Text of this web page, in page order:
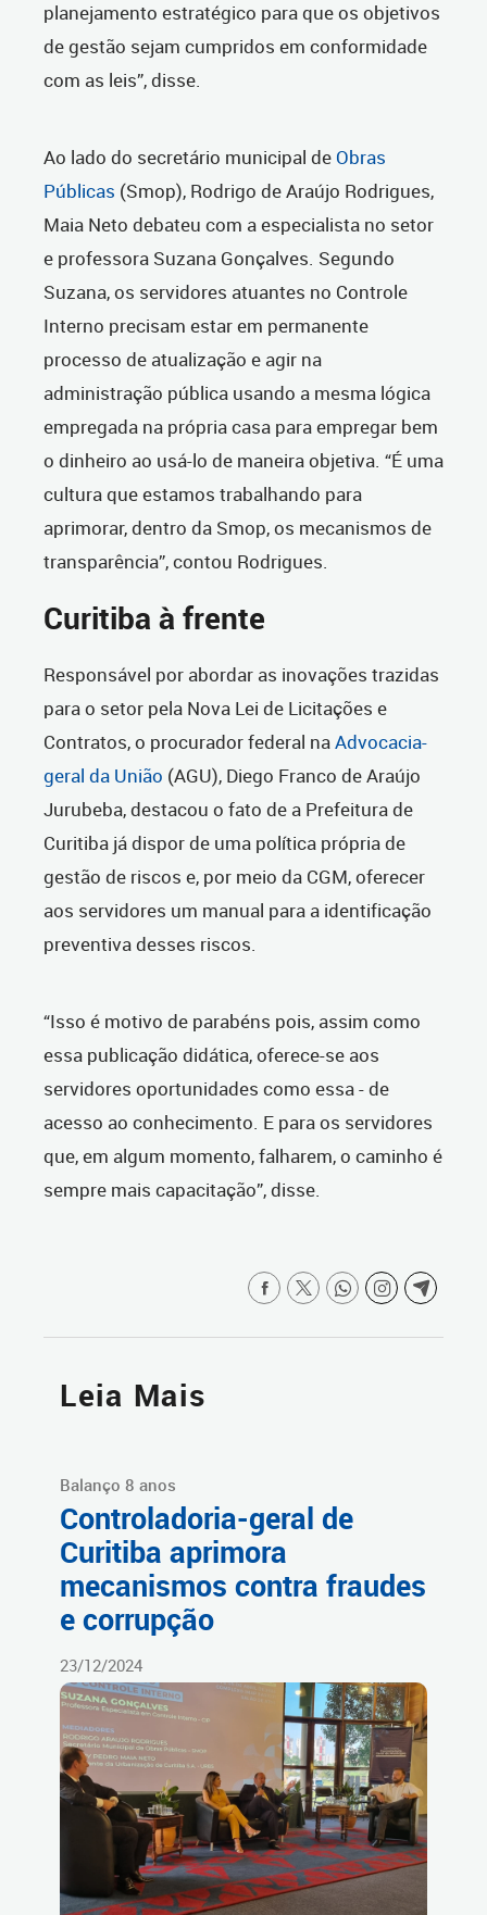
planejamento estratégico para que os objetivos
de gestão sejam cumpridos em conformidade
com as leis”, disse.
Ao lado do secretário municipal de Obras
Públicas (Smop), Rodrigo de Araújo Rodrigues,
Maia Neto debateu com a especialista no setor
e professora Suzana Gonçalves. Segundo
Suzana, os servidores atuantes no Controle
Interno precisam estar em permanente
processo de atualização e agir na
administração pública usando a mesma lógica
empregada na própria casa para empregar bem
o dinheiro ao usá-lo de maneira objetiva. “É uma
cultura que estamos trabalhando para
aprimorar, dentro da Smop, os mecanismos de
transparência”, contou Rodrigues.
Curitiba à frente
Responsável por abordar as inovações trazidas
para o setor pela Nova Lei de Licitações e
Contratos, o procurador federal naAdvocacia-
geral da União (AGU), Diego Franco de Araújo
Jurubeba, destacou o fato de a Prefeitura de
Curitiba já dispor de uma política própria de
gestão de riscos e, por meio da CGM, oferecer
aos servidores um manual para a identificação
preventiva desses riscos.
“Isso é motivo de parabéns pois, assim como
essa publicação didática, oferece-se aos
servidores oportunidades como essa - de
acesso ao conhecimento. E para os servidores
que, em algum momento, falharem, o caminho é
sempre mais capacitação”, disse.
Leia Mais
Balanço 8 anos
Controladoria-geral de
Curitiba aprimora
mecanismos contra fraudes
e corrupção
23/12/2024